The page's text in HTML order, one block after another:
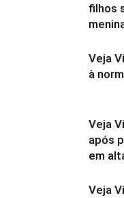
filhos
Veja
à
Veja
após
em
Veja